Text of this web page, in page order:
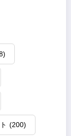
(200)